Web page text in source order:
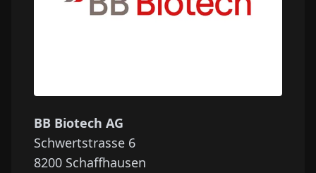
BB Biotech AG
Schwertstrasse 6
8200 Schaffhausen